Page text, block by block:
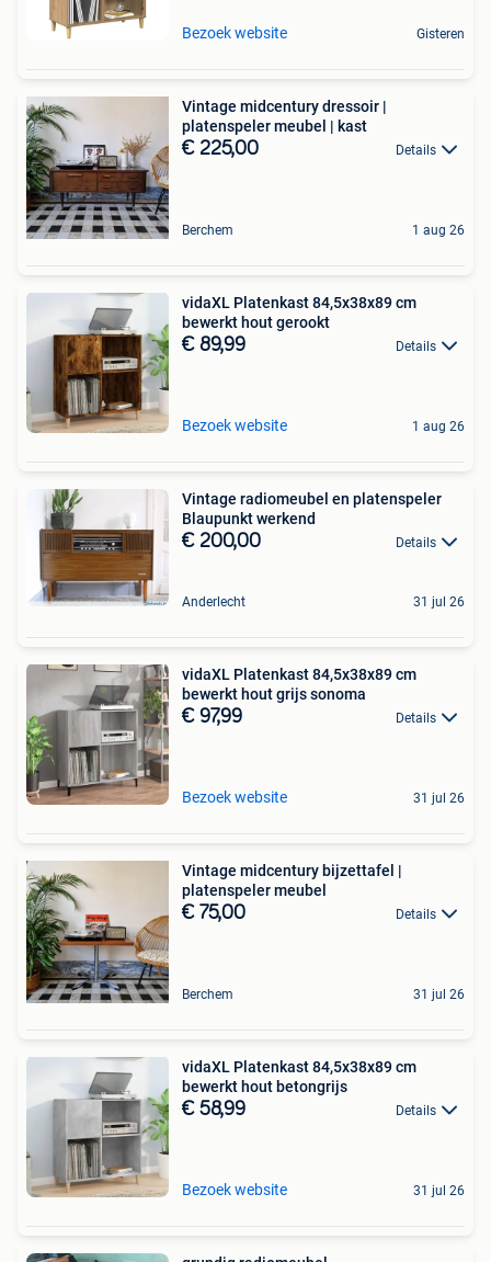
Bezoek website Gisteren
Vintage midcentury dressoir |
platenspeler meubel | kast
€ 225,00 Details
Berchem 1 aug 26
vidaXL Platenkast 84,5x38x89 cm
bewerkt hout gerookt
€ 89,99 Details
Bezoek website 1 aug 26
Vintage radiomeubel en platenspeler
Blaupunkt werkend
€ 200,00 Details
Anderlecht 31 jul 26
vidaXL Platenkast 84,5x38x89 cm
bewerkt hout grijs sonoma
€ 97,99 Details
Bezoek website 31 jul 26
Vintage midcentury bijzettafel |
platenspeler meubel
€ 75,00 Details
Berchem 31 jul 26
vidaXL Platenkast 84,5x38x89 cm
bewerkt hout betongrijs
€ 58,99 Details
Bezoek website 31 jul 26